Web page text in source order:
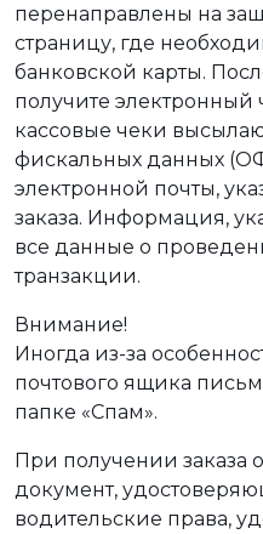
перенаправлены на
страницу, где
банковской карты.
получите электронный
кассовые чеки
фискальных данных
электронной почты,
заказа. Информация,
все данные о
транзакции.
Внимание!
Иногда из-за
почтового ящика
папке «Спам».
При получении заказа
документ,
водительские права,